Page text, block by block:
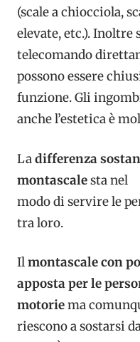
(scale a chiocciola,
elevate, etc.). Inoltre
telecomando
possono essere
funzione. Gli
anche l’estetica è
Ladifferenza
montascalesta nel
modo di servire le
tra loro.
Ilmontascale con
apposta per le
motoriema
riescono a sostarsi